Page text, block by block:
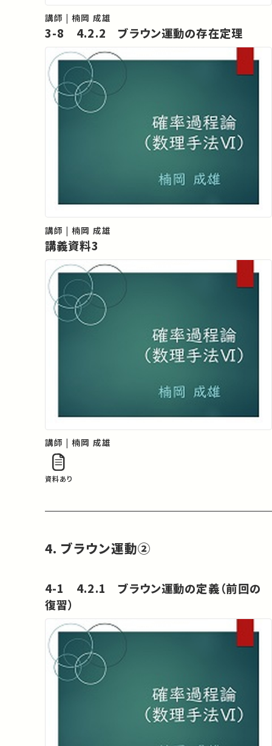
講師 | 楠岡 成雄
3-8 4.2.2 ブラウン運動の存在定理
講師 | 楠岡 成雄
講義資料3
講師 | 楠岡 成雄
資料あり
4. ブラウン運動②
4-1 4.2.1 ブラウン運動の定義（前回の
復習）